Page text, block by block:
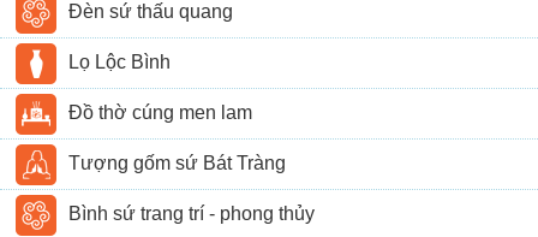
Đèn sứ thấu quang
Lọ Lộc Bình
Đồ thờ cúng men lam
Tượng gốm sứ Bát Tràng
Bình sứ trang trí - phong thủy